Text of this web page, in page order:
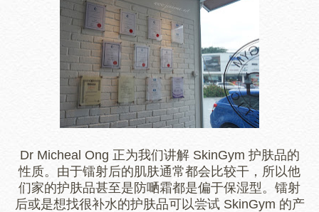
Dr Micheal Ong 正为我们讲解 SkinGym 护肤品的
性质。由于镭射后的肌肤通常都会比较干，所以他
们家的护肤品甚至是防嗮霜都是偏于保湿型。镭射
后或是想找很补水的护肤品可以尝试 SkinGym 的产